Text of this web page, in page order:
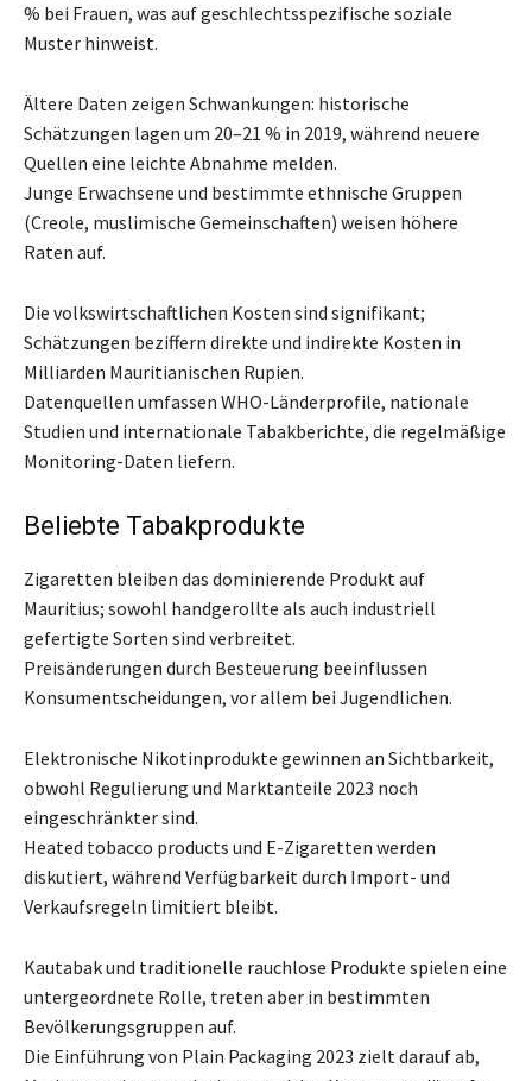
% bei Frauen, was auf geschlechtsspezifische soziale
Muster hinweist.
Ältere Daten zeigen Schwankungen: historische
Schätzungen lagen um 20–21 % in 2019, während neuere
Quellen eine leichte Abnahme melden.
Junge Erwachsene und bestimmte ethnische Gruppen
(Creole, muslimische Gemeinschaften) weisen höhere
Raten auf.
Die volkswirtschaftlichen Kosten sind signifikant;
Schätzungen beziffern direkte und indirekte Kosten in
Milliarden Mauritianischen Rupien.
Datenquellen umfassen WHO-Länderprofile, nationale
Studien und internationale Tabakberichte, die regelmäßige
Monitoring-Daten liefern.
Beliebte Tabakprodukte
Zigaretten bleiben das dominierende Produkt auf
Mauritius; sowohl handgerollte als auch industriell
gefertigte Sorten sind verbreitet.
Preisänderungen durch Besteuerung beeinflussen
Konsumentscheidungen, vor allem bei Jugendlichen.
Elektronische Nikotinprodukte gewinnen an Sichtbarkeit,
obwohl Regulierung und Marktanteile 2023 noch
eingeschränkter sind.
Heated tobacco products und E-Zigaretten werden
diskutiert, während Verfügbarkeit durch Import- und
Verkaufsregeln limitiert bleibt.
Kautabak und traditionelle rauchlose Produkte spielen eine
untergeordnete Rolle, treten aber in bestimmten
Bevölkerungsgruppen auf.
Die Einführung von Plain Packaging 2023 zielt darauf ab,